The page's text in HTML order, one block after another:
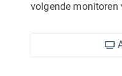
volgende monitoren